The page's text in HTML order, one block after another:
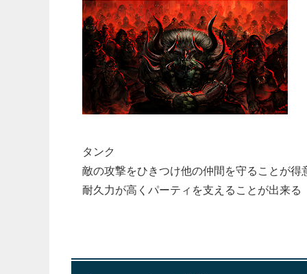
タンク
敵の攻撃をひきつけ他の仲間を守ることが得
耐久力が高くパーティを支えることが出来る